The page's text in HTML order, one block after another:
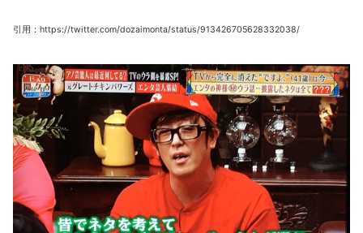
引用：https://twitter.com/dozaimonta/status/913426705628332038/